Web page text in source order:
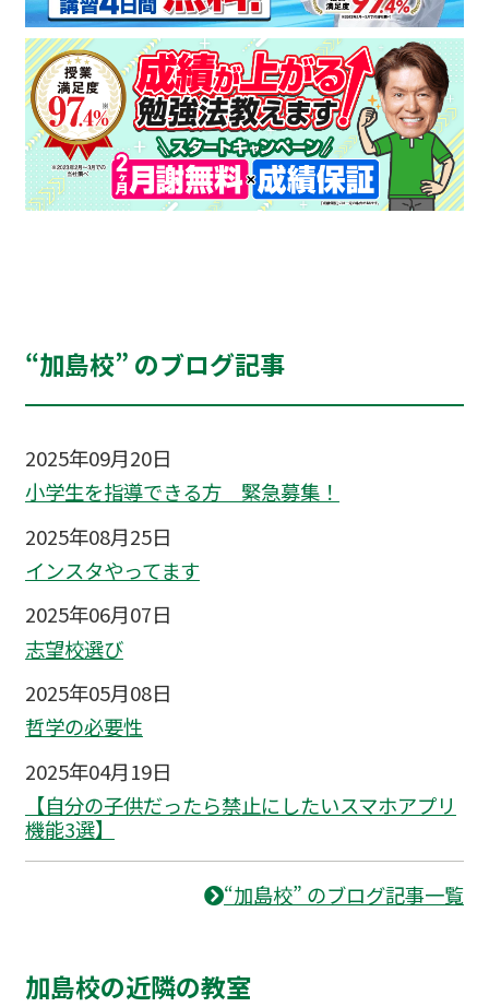
“加島校” のブログ記事
2025年09月20日
小学生を指導できる方 緊急募集！
2025年08月25日
インスタやってます
2025年06月07日
志望校選び
2025年05月08日
哲学の必要性
2025年04月19日
【自分の子供だったら禁止にしたいスマホアプリ
機能3選】
“加島校” のブログ記事一覧
加島校の近隣の教室